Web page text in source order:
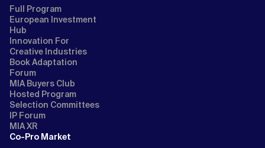
Full Program
European Investment
Hub
Innovation For
Creative Industries
Book Adaptation
Forum
MIA Buyers Club
Hosted Program
Selection Committees
IP Forum
MIA XR
Co-Pro Market